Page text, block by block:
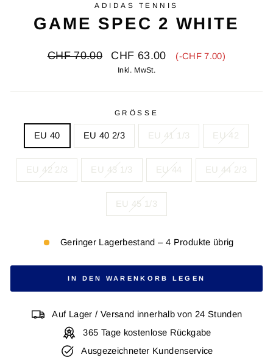
ADIDAS TENNIS
GAME SPEC 2 WHITE
Ursprünglicher
CHF 70.00 Verkaufspreis
CHF 63.00 (-CHF 7.00)
Inkl. MwSt.
GRÖSSE
EU 40 EU 40 2/3 EU 41 1/3 EU 42
EU 42 2/3 EU 43 1/3 EU 44 EU 44 2/3
EU 45 1/3
Geringer Lagerbestand – 4 Produkte übrig
IN DEN WARENKORB LEGEN
Auf Lager / Versand innerhalb von 24 Stunden
365 Tage kostenlose Rückgabe
Ausgezeichneter Kundenservice